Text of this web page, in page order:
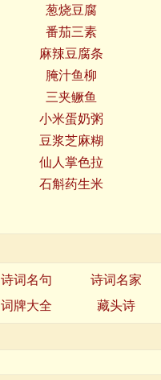
葱烧豆腐
番茄三素
麻辣豆腐条
腌汁鱼柳
三夹鳜鱼
小米蛋奶粥
豆浆芝麻糊
仙人掌色拉
石斛药生米
诗词名句
诗词名家
词牌大全 藏头诗